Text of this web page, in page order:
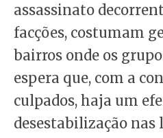
assassinato
facções, costumam
bairros onde os
espera que, com a
culpados, haja um
desestabilização nas